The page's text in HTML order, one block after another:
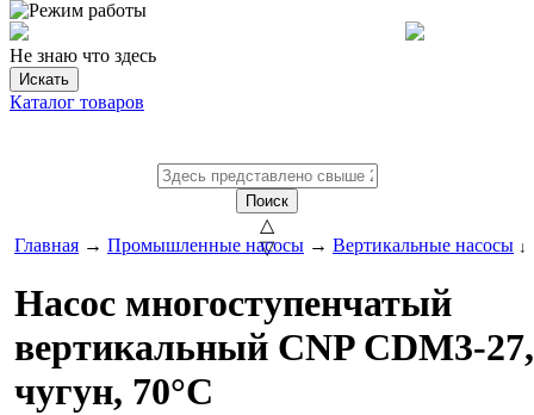
Не знаю что здесь
Искать
Каталог товаров
Поиск
△
▽
Главная → Промышленные насосы → Вертикальные насосы ↓
Насос многоступенчатый
вертикальный CNP CDM3-
чугун, 70°С